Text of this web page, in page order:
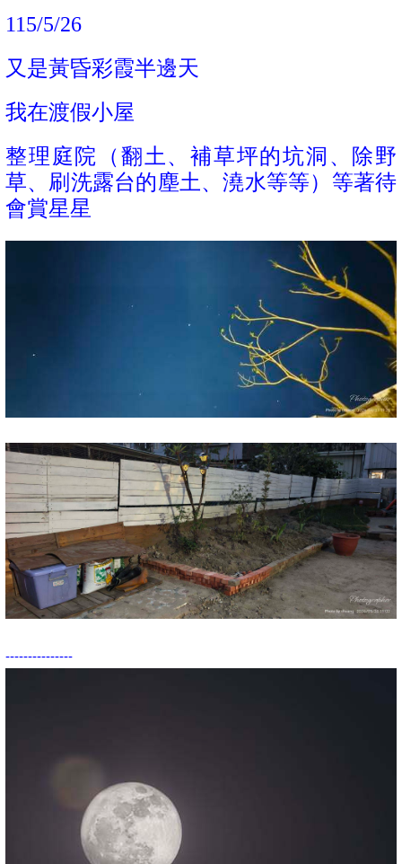
115/5/26
又是黃昏彩霞半邊天
我在渡假小屋
整理庭院 （翻土、補草坪的坑洞、除野
草、刷洗露台的塵土、澆水等等） 等著待
會賞星星
---------------